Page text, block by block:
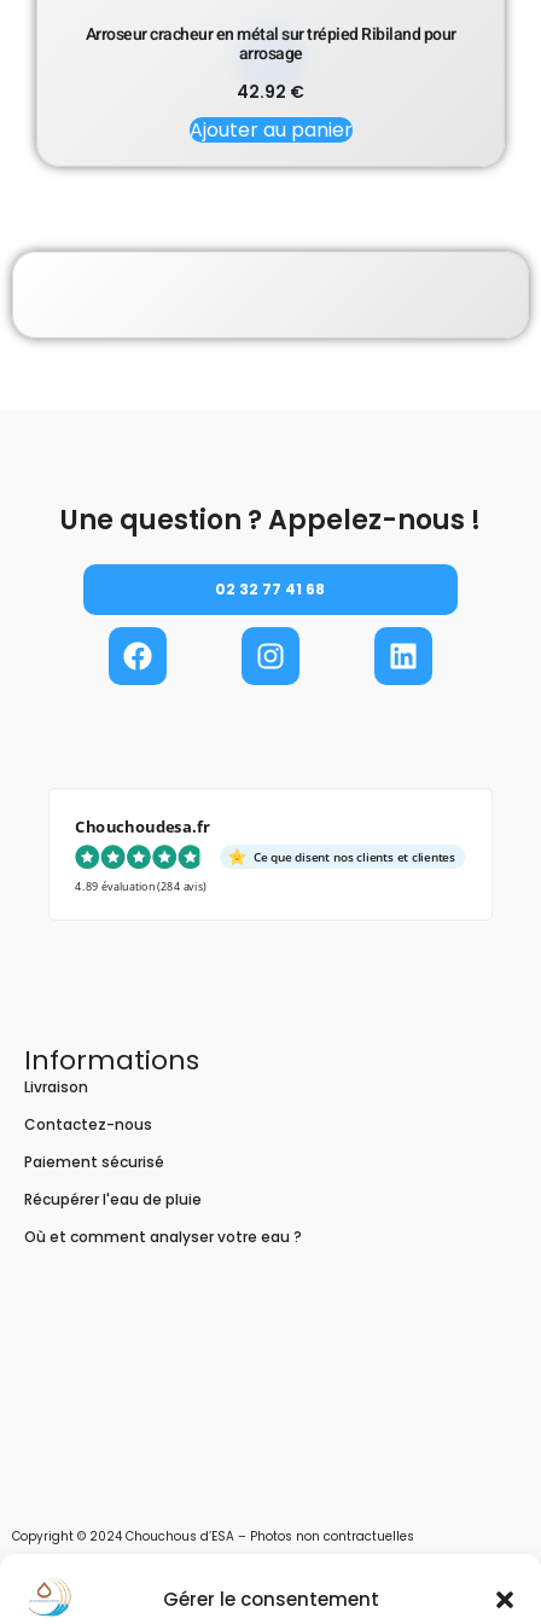
Gérer le consentement
Arroseur cracheur en métal sur trépied Ribiland pour
arrosage
42.92 €
Ajouter au panier
Une question ? Appelez-nous !
02 32 77 41 68
Chouchoudesa.fr
Ce que disent nos clients et clientes
4.89 évaluation(284 avis)
Informations
Livraison
Contactez-nous
Paiement sécurisé
Récupérer l'eau de pluie
Où et comment analyser votre eau ?
Copyright © 2024 Chouchous d’ESA – Photos non contractuelles
Les chouchous d’Esa vous apportent toutes les solutions pour récupérer l’eau de
pluie, et des moyens pour stocker, filtrer, traiter et potabiliser l’eau d’un forage,